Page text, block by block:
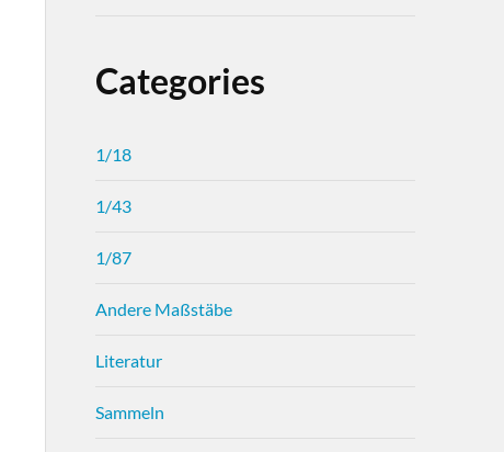
Categories
1/18
1/43
1/87
Andere Maßstäbe
Literatur
Sammeln